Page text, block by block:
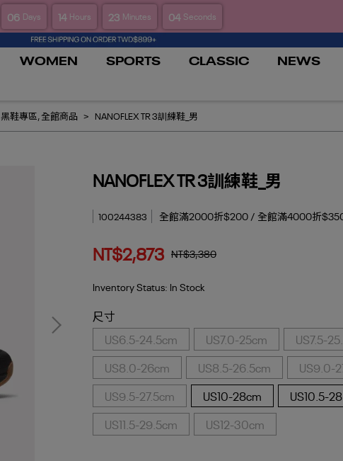
06 Days 14 Hours 23 Minutes 03 Seconds
WOMEN SPORTS CLASSIC
NEWS
黑鞋專區,全館商品 NANOFLEX TR 3訓練鞋_男
NANOFLEX TR 3訓練鞋_男
100244383 全館滿2000折$200 / 全館滿4000折
NT$2,873 NT$3,380
Inventory Status: In Stock
尺寸
US6.5-24.5cm
US7.0-25cm
US7.5-
US8.0-26cm
US8.5-26.5cm
US9.0-
US9.5-27.5cm
US10-28cm US10.5-
US11.5-29.5cm
US12-30cm